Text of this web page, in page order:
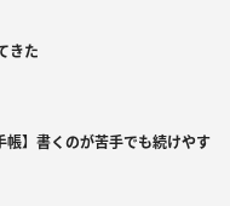
きた
帳】書くのが苦手でも続けやす